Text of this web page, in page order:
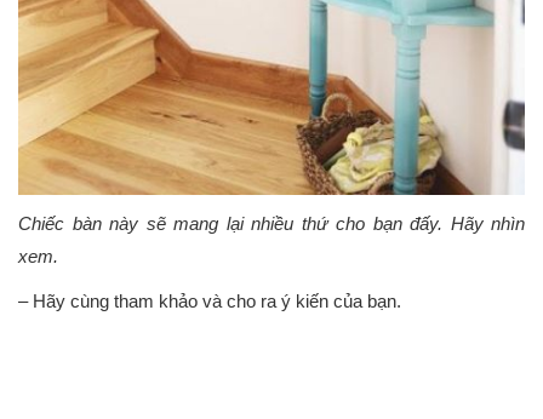
Chiếc bàn này sẽ mang lại nhiều thứ cho bạn đấy. Hãy nhìn
xem.
– Hãy cùng tham khảo và cho ra ý kiến của bạn.